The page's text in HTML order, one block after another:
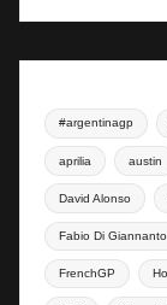
#argentinagp
aprilia austin
David Alonso
Fabio Di
FrenchGP